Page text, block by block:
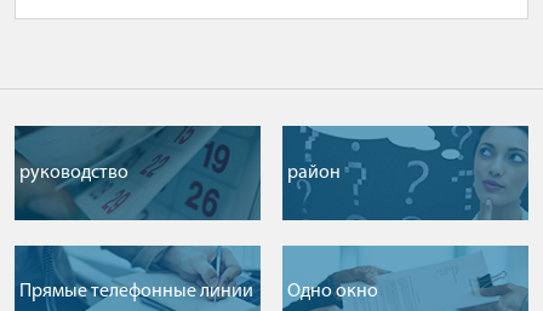
руководство район
Прямые телефонные линии Одно окно